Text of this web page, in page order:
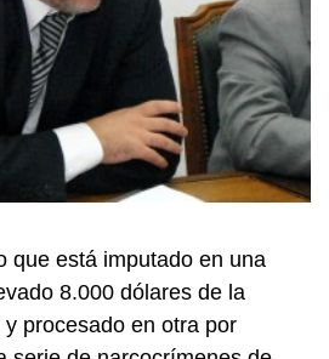
que está imputado en una
8.000 dólares de la
procesado en otra por